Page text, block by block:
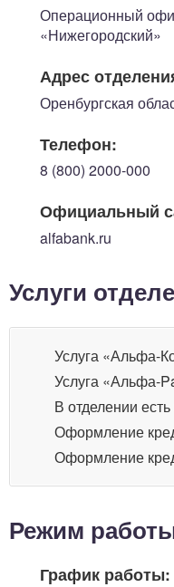
Операционный
«Нижегородский»
Адрес
Оренбургская
Телефон:
8 (800) 2000-000
Официальный
alfabank.ru
Услуги
Услуга «Альфа-
Услуга «Альфа-
В отделении
Оформление
Оформление
Режим
График работы: